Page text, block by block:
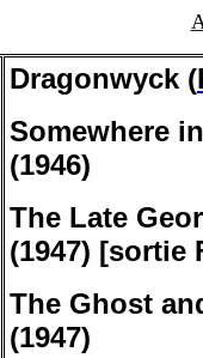
Dragonwyck(
Somewherein
(1946)
The Late
(1947) [sortie
The Ghost
(1947)